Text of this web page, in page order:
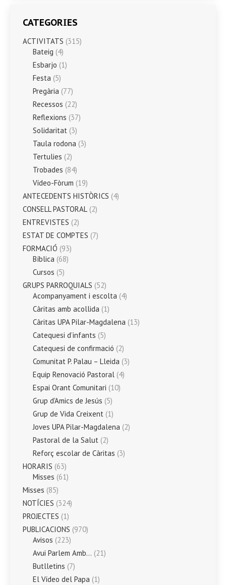
CATEGORIES
ACTIVITATS (315)
Bateig (4)
Esbarjo (1)
Festa (5)
Pregària (77)
Recessos (22)
Reflexions (37)
Solidaritat (3)
Taula rodona (3)
Tertulies (2)
Trobades (84)
Vídeo-Fòrum (19)
ANTECEDENTS HISTÒRICS (4)
CONSELL PASTORAL (2)
ENTREVISTES (2)
ESTAT DE COMPTES (7)
FORMACIÓ (93)
Bíblica (68)
Cursos (5)
GRUPS PARROQUIALS (52)
Acompanyament i escolta (4)
Càritas amb acollida (1)
Càritas UPA Pilar-Magdalena (13)
Catequesi d’infants (5)
Catequesi de confirmació (2)
Comunitat P. Palau – Lleida (3)
Equip Renovació Pastoral (4)
Espai Orant Comunitari (10)
Grup d'Amics de Jesús (5)
Grup de Vida Creixent (1)
Joves UPA Pilar-Magdalena (2)
Pastoral de la Salut (2)
Reforç escolar de Càritas (3)
HORARIS (63)
Misses (61)
Misses (85)
NOTÍCIES (324)
PROJECTES (1)
PUBLICACIONS (970)
Avisos (223)
Avui Parlem Amb… (21)
Butlletins (7)
El Vídeo del Papa (1)